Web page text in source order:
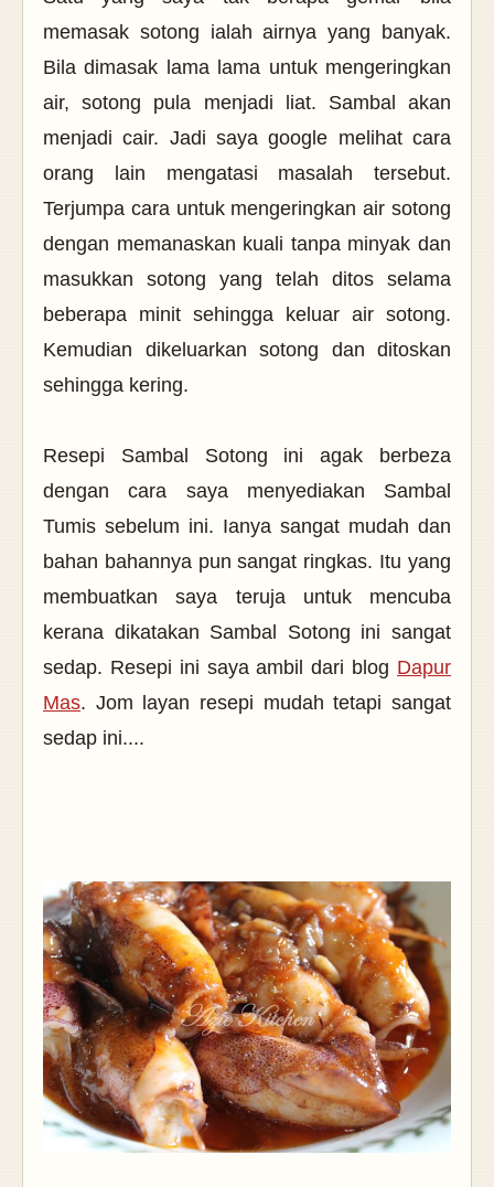
memasak sotong ialah airnya yang banyak.
Bila dimasak lama lama untuk mengeringkan
air, sotong pula menjadi liat. Sambal akan
menjadi cair. Jadi saya google melihat cara
orang lain mengatasi masalah tersebut.
Terjumpa cara untuk mengeringkan air sotong
dengan memanaskan kuali tanpa minyak dan
masukkan sotong yang telah ditos selama
beberapa minit sehingga keluar air sotong.
Kemudian dikeluarkan sotong dan ditoskan
sehingga kering.
Resepi Sambal Sotong ini agak berbeza
dengan cara saya menyediakan Sambal
Tumis sebelum ini. Ianya sangat mudah dan
bahan bahannya pun sangat ringkas. Itu yang
membuatkan saya teruja untuk mencuba
kerana dikatakan Sambal Sotong ini sangat
sedap. Resepi ini saya ambil dari blog Dapur
Mas. Jom layan resepi mudah tetapi sangat
sedap ini....